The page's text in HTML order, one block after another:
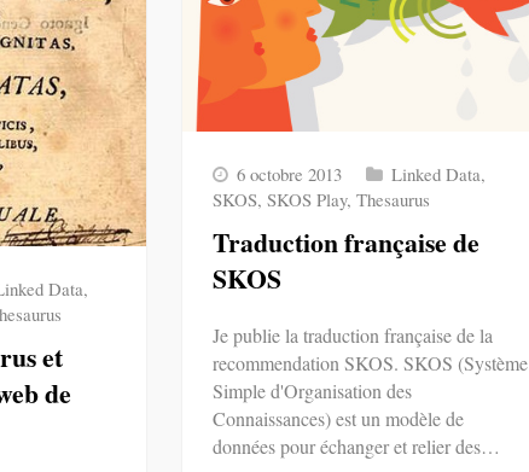
Data,
et
de
6 octobre 2013 Linked Data,
SKOS, SKOS Play, Thesaurus
Traduction française de
SKOS
Je publie la traduction française de la
recommendation SKOS. SKOS (Système
Simple d'Organisation des
Connaissances) est un modèle de
données pour échanger et relier des…